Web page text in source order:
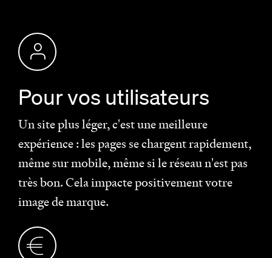
Pour vos utilisateurs
Un site plus léger, c'est une meilleure
expérience : les pages se chargent rapidement,
même sur mobile, même si le réseau n'est pas
très bon. Cela impacte positivement votre
image de marque.